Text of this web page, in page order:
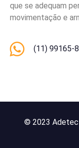
que se adequam
movimentação e
(11) 99165-
© 2023 Adetec